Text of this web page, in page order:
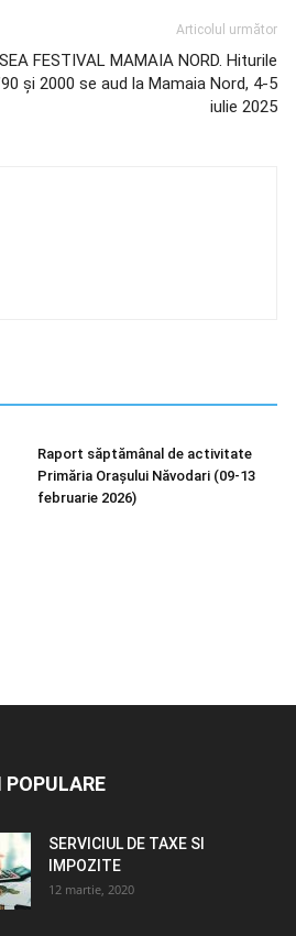
Articolul următor
FESTIVAL MAMAIA NORD. Hiturile
și 2000 se aud la Mamaia Nord, 4-5
iulie 2025
Raport săptămânal de activitate
Primăria Orașului Năvodari (09-13
februarie 2026)
POPULARE
SERVICIUL DE TAXE SI
IMPOZITE
12 martie, 2020